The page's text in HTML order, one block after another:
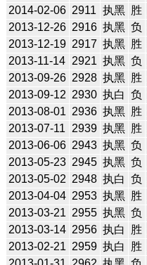
2014-02-06 2911 执黑 胜
2013-12-26 2916 执黑 负
2013-12-19 2917 执黑 胜
2013-11-14 2921 执黑 负
2013-09-26 2928 执黑 胜
2013-09-12 2930 执白 负
2013-08-01 2936 执黑 胜
2013-07-11
2939 执黑 胜
2013-06-06 2943 执黑 负
2013-05-23 2945 执黑 负
2013-05-02 2948 执白 负
2013-04-04 2953 执黑 胜
2013-03-21 2955 执黑 负
2013-03-14 2956 执白 胜
2013-02-21 2959 执白 胜